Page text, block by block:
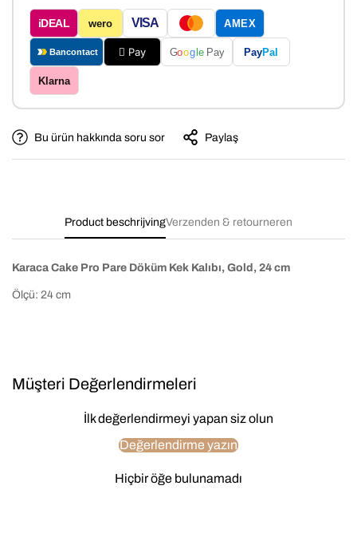
iDEAL wero VISA AMEX
Bancontact  Pay Goog le Pay PayPal
Klarna
Bu ürün hakkında soru sor Paylaş
Product beschrijvingVerzenden & retourneren
Karaca Cake Pro Pare Döküm Kek Kalıbı, Gold, 24 cm
Ölçü: 24 cm
Müşteri Değerlendirmeleri
İlk değerlendirmeyi yapan siz olun
Değerlendirme yazın
Hiçbir öğe bulunamadı